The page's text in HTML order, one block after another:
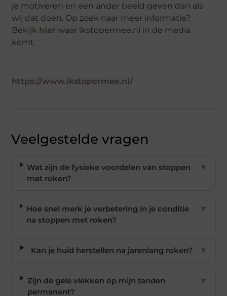
je motiveren en een ander beeld geven dan als
wij dat doen. Op zoek naar meer informatie?
Bekijk hier waar ikstopermee.nl in de media
komt.
https://www.ikstopermee.nl/
Veelgestelde vragen
Wat zijn de fysieke voordelen van stoppen
met roken?
▼
Hoe snel merk je verbetering in je conditie
na stoppen met roken?
▼
Kan je huid herstellen na jarenlang roken? ▼
Zijn de gele vlekken op mijn tanden
permanent?
▼